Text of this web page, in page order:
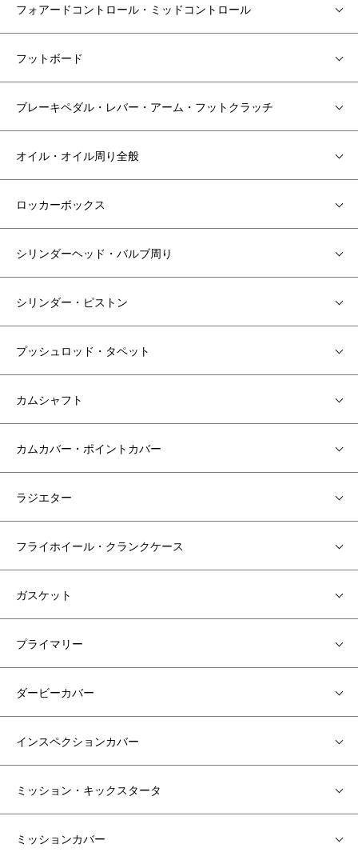
フォアードコントロール・ミッドコントロール
フットボード
ブレーキペダル・レバー・アーム・フットクラッチ
オイル・オイル周り全般
ロッカーボックス
シリンダーヘッド・バルブ周り
シリンダー・ピストン
プッシュロッド・タペット
カムシャフト
カムカバー・ポイントカバー
ラジエター
フライホイール・クランクケース
ガスケット
プライマリー
ダービーカバー
インスペクションカバー
ミッション・キックスタータ
ミッションカバー